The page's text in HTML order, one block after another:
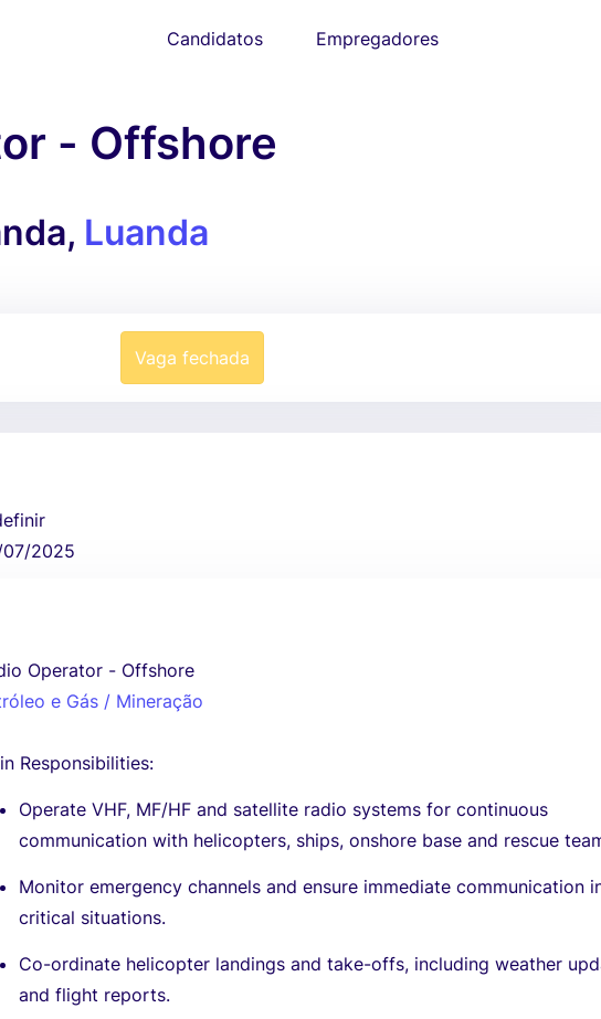
Candidatos Empregadores
- Offshore
Luanda
Vaga fechada
2025
Operator - Offshore
e Gás / Mineração
Responsibilities:
Operate VHF, MF/HF and satellite radio systems for continuous
communication with helicopters, ships, onshore base and rescue
Monitor emergency channels and ensure immediate communication
critical situations.
Co-ordinate helicopter landings and take-offs, including weather
and flight reports.